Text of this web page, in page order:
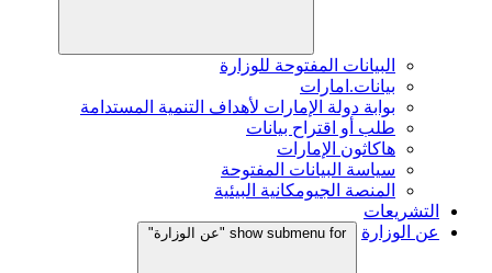
البيانات المفتوحة للوزارة
بيانات.امارات
بوابة دولة الإمارات لأهداف التنمية المستدامة
طلب أو اقتراح بيانات
هاكاثون الإمارات
سياسة البيانات المفتوحة
المنصة الجيومكانية البيئية
التشريعات
عن الوزارة
show submenu for "عن الوزارة"